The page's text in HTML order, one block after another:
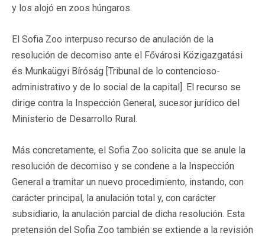
y los alojó en zoos húngaros.
El Sofia Zoo interpuso recurso de anulación de la
resolución de decomiso ante el Fővárosi Közigazgatási
és Munkaügyi Bíróság [Tribunal de lo contencioso-
administrativo y de lo social de la capital]. El recurso se
dirige contra la Inspección General, sucesor jurídico del
Ministerio de Desarrollo Rural.
Más concretamente, el Sofia Zoo solicita que se anule la
resolución de decomiso y se condene a la Inspección
General a tramitar un nuevo procedimiento, instando, con
carácter principal, la anulación total y, con carácter
subsidiario, la anulación parcial de dicha resolución. Esta
pretensión del Sofia Zoo también se extiende a la revisión